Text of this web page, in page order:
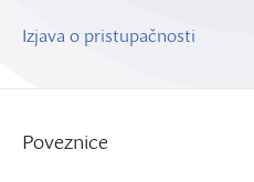
Izjava o pristupačnosti
Poveznice